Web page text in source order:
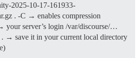
2025-10-17-161933-
. -C → enables compression
your server’s login /var/discourse/…
→ save it in your current local directory